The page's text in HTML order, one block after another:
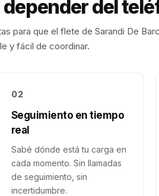
del
para que el flete de Sarandi De
y fácil de coordinar.
02
Seguimiento en tiempo
real
Sabé dónde está tu carga en
cada momento. Sin llamadas
de seguimiento, sin
incertidumbre.